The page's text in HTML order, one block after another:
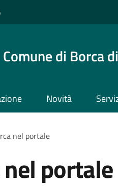
Comune di Borca
Novità
di pane
nel portale
nel portale